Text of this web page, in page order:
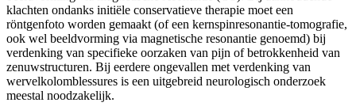
klachten ondanks initiële conservatieve therapie moet een
röntgenfoto worden gemaakt (of een kernspinresonantie-tomografie,
ook wel beeldvorming via magnetische resonantie genoemd) bij
verdenking van specifieke oorzaken van pijn of betrokkenheid van
zenuwstructuren. Bij eerdere ongevallen met verdenking van
wervelkolomblessures is een uitgebreid neurologisch onderzoek
meestal noodzakelijk.